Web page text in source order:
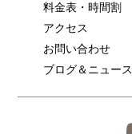
料金表・時間割
アクセス
お問い合わせ
ブログ＆ニュース